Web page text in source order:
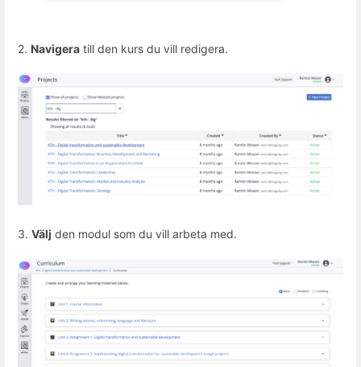
2. Navigera till den kurs du vill redigera.
3. Välj den modul som du vill arbeta med.